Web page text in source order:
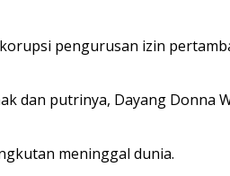
pengurusan izin
dan putrinya, Dayang Donna
meninggal dunia.